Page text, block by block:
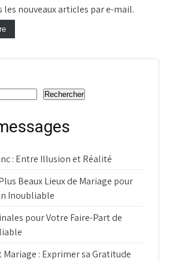
les nouveaux articles par e-mail.
Rechercher
: Entre Illusion et Réalité
Beaux Lieux de Mariage pour
Inoubliable
pour Votre Faire-Part de
: Exprimer sa Gratitude